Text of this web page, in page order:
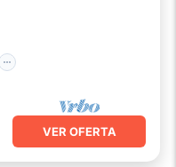
VER OFERTA